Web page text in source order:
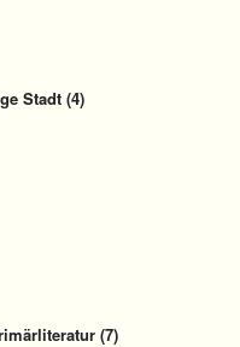
Stadt (4)
(7)